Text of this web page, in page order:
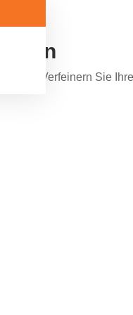
Verfeinern Sie